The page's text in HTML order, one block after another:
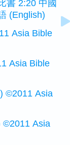
書 2:20 中國
(English)
Asia Bible
Asia Bible
©2011 Asia
©2011 Asia